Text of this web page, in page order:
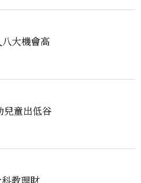
大機會高
兒童出低谷